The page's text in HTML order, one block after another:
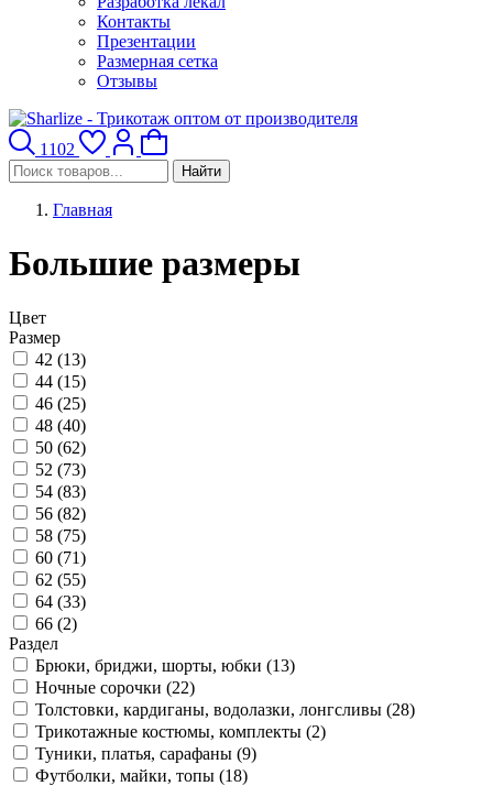
Контакты
Презентации
Размерная сетка
Отзывы
1102
Найти
Главная
Большие размеры
Цвет
Размер
42 (13)
44 (15)
46 (25)
48 (40)
50 (62)
52 (73)
54 (83)
56 (82)
58 (75)
60 (71)
62 (55)
64 (33)
66 (2)
Раздел
Брюки, бриджи, шорты, юбки (13)
Ночные сорочки (22)
Толстовки, кардиганы, водолазки, лонгсливы (28)
Трикотажные костюмы, комплекты (2)
Туники, платья, сарафаны (9)
Футболки, майки, топы (18)